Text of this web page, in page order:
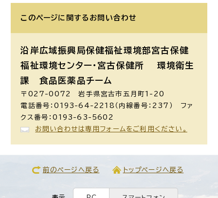
このページに関する お問い合わせ
沿岸広域振興局保健福祉環境部宮古保健
福祉環境センター・宮古保健所 環境衛生
課
食品医薬品チーム
〒027-0072 岩手県宮古市五月町1-20
電話番号：0193-64-2218（内線番号：237） ファ
クス番号：0193-63-5602
お問い合わせは専用フォームをご利用ください。
前のページへ戻る トップページへ戻る